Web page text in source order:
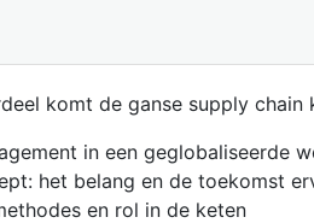
komt de ganse supply chain
in een geglobaliseerde
het belang en de toekomst
en rol in de keten